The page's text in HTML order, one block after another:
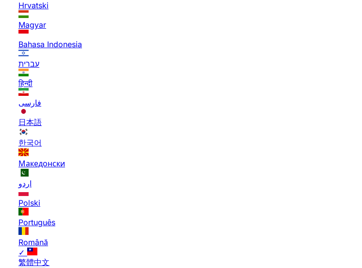
Hrvatski
Magyar
Bahasa Indonesia
עברית
हिन्दी
فارسی
日本語
한국어
Македонски
اردو
Polski
Português
Română
✓
繁體中文